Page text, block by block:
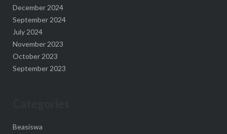
December 2024
September 2024
July 2024
November 2023
October 2023
September 2023
Beasiswa